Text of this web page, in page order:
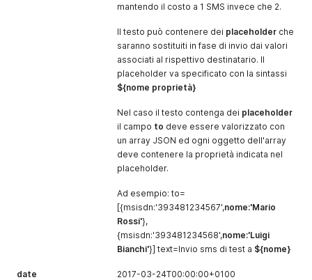
mantendo il costo a 1 SMS invece che 2.
Il testo può contenere dei placeholder che
saranno sostituiti in fase di invio dai valori
associati al rispettivo destinatario. Il
placeholder va specificato con la sintassi
${nome proprietà}
Nel caso il testo contenga dei placeholder
il campo to deve essere valorizzato con
un array JSON ed ogni oggetto dell'array
deve contenere la proprietà indicata nel
placeholder.
Ad esempio: to=
[{msisdn:'393481234567',nome:'Mario
Rossi'},
{msisdn:'393481234568',nome:'Luigi
Bianchi'}] text=Invio sms di test a ${nome}
date
2017-03-24T00:00:00+0100